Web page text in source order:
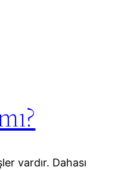
vardır. Dahası